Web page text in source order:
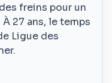
freins pour un
27 ans, le temps
Ligue des